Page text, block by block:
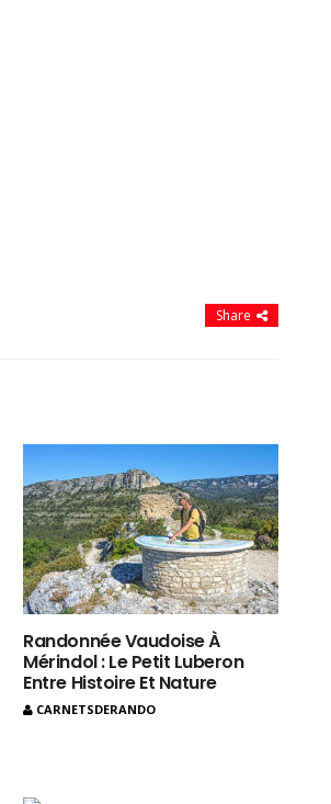
Share
Randonnée Vaudoise À
Mérindol : Le Petit Luberon
Entre Histoire Et Nature
CARNETSDERANDO